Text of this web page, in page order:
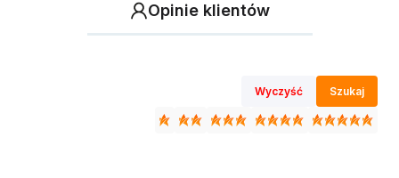
Opinie klientów
Wyczyść Szukaj